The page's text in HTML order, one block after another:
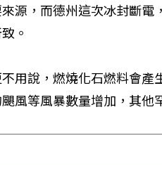
源，而德州這次冰封斷電
。
用說，燃燒化石燃料會產
風等風暴數量增加，其他